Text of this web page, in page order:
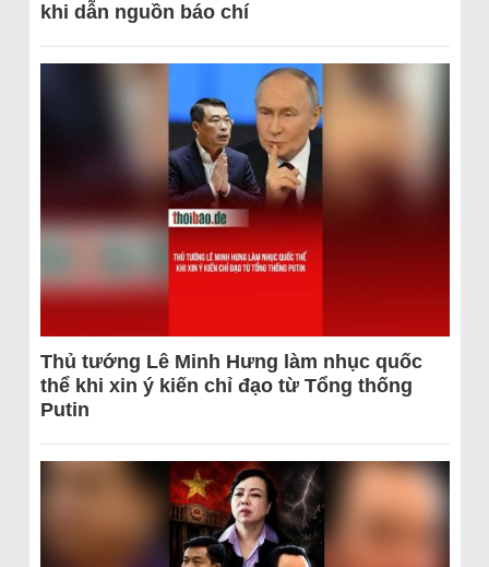
khi dẫn nguồn báo chí
Thủ tướng Lê Minh Hưng làm nhục quốc
thể khi xin ý kiến chỉ đạo từ Tổng thống
Putin